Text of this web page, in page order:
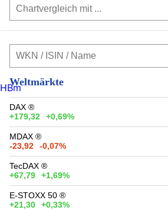
Weltmärkte
DAX ®
+179,32
+0,69%
MDAX ®
-23,92
-0,07%
TecDAX ®
+67,79
+1,69%
E-STOXX 50 ®
+21,30
+0,33%
HBm